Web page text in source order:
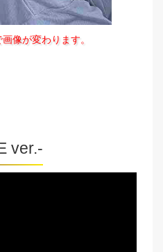
像が変わります。
ver.-